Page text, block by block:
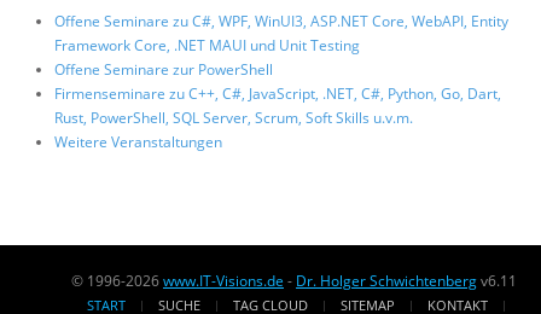
Offene Seminare zu C#, WPF, WinUI3, ASP.NET Core, WebAPI, Entity
Framework Core, .NET MAUI und Unit Testing
Offene Seminare zur PowerShell
Firmenseminare zu C++, C#, JavaScript, .NET, C#, Python, Go, Dart,
Rust, PowerShell, SQL Server, Scrum, Soft Skills u.v.m.
Weitere Veranstaltungen
© 1996-2026www.IT-Visions.de - Dr. Holger Schwichtenbergv6.11
START SUCHE TAG CLOUD SITEMAP
KONTAKT